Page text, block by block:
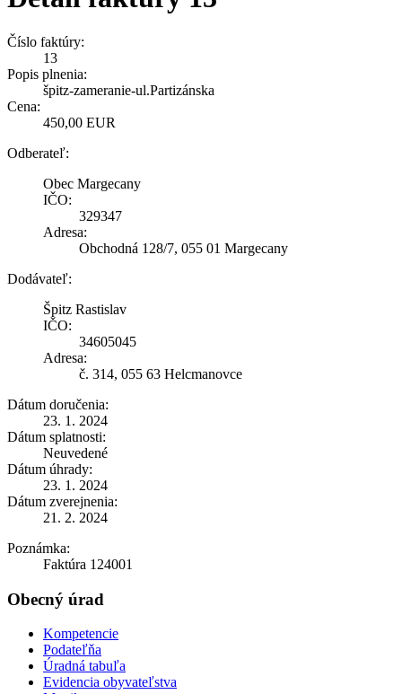
Číslo faktúry:
13
Popis plnenia:
špitz-zameranie-ul.Partizánska
Cena:
450,00 EUR
Odberateľ:
Obec Margecany
IČO:
329347
Adresa:
Obchodná 128/7, 055 01 Margecany
Dodávateľ:
Špitz Rastislav
IČO:
34605045
Adresa:
č. 314, 055 63 Helcmanovce
Dátum doručenia:
23. 1. 2024
Dátum splatnosti:
Neuvedené
Dátum úhrady:
23. 1. 2024
Dátum zverejnenia:
21. 2. 2024
Poznámka:
Faktúra 124001
Obecný úrad
Kompetencie
Podateľňa
Úradná tabuľa
Evidencia obyvateľstva